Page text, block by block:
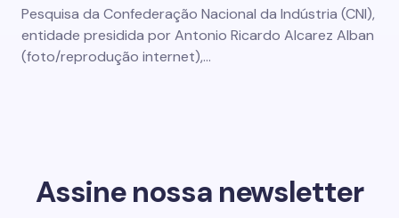
Pesquisa da Confederação Nacional da Indústria (CNI),
entidade presidida por Antonio Ricardo Alcarez Alban
(foto/reprodução internet),…
Assine nossa newsletter